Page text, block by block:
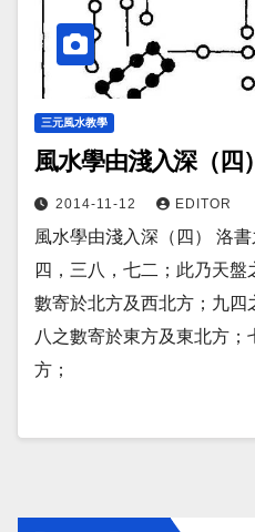
三元風水教學
風水學由淺入深（四）
2014-11-12 EDITOR
風水學由淺入深（四） 洛
四，三八，七二；此乃天
數寄於北方及西北方；九四
八之數寄於東方及東北方
方；